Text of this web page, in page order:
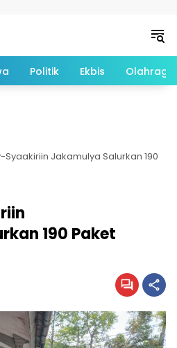
Politik Ekbis Olahraga
Syaakiriin Jakamulya Salurkan 190
190 Paket